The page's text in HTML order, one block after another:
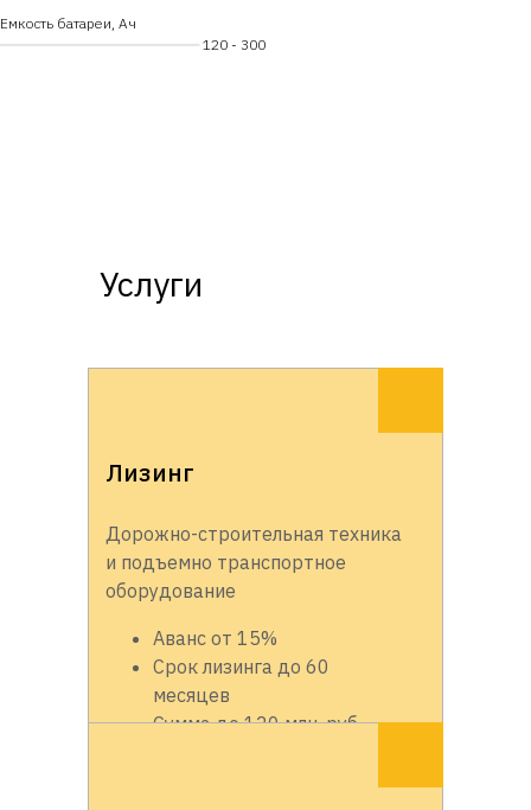
Емкость батареи, Ач
━━━━━━━━━━━━━━━━━━━━━━━━ 120 - 300
Услуги
Лизинг
Дорожно-строительная техника
и подъемно транспортное
оборудование
Аванс от 15%
Срок лизинга до 60
месяцев
Сумма до 120 млн. руб.